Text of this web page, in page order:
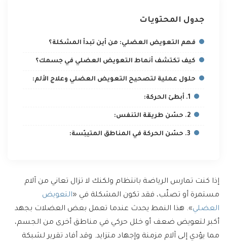
جدول المحتويات
فهم التعويض العضلي: من أين تبدأ المشكلة؟
كيف تكتشف أنماط التعويض العضلي في جسمك؟
حلول عملية لتصحيح التعويض العضلي وعلاج الألم:
1. أبطئ الحركة:
2. حسّن طريقة التنفس:
3. حسّن الحركة في المناطق المتيبّسة:
إذا كنت تمارس الرياضة بانتظام ولكنك لا تزال تعاني من آلام
مستمرة أو تصلّب، فقد تكون المشكلة في «التعويض
العضلي». هذا النمط يحدث عندما تعمل بعض العضلات بجهد
أكبر لتعويض ضعف أو خلل حركي في مناطق أخرى من الجسم،
مما يؤدي إلى آلام مزمنة وإجهاد متزايد. وقد أفاد تقرير لشبكة